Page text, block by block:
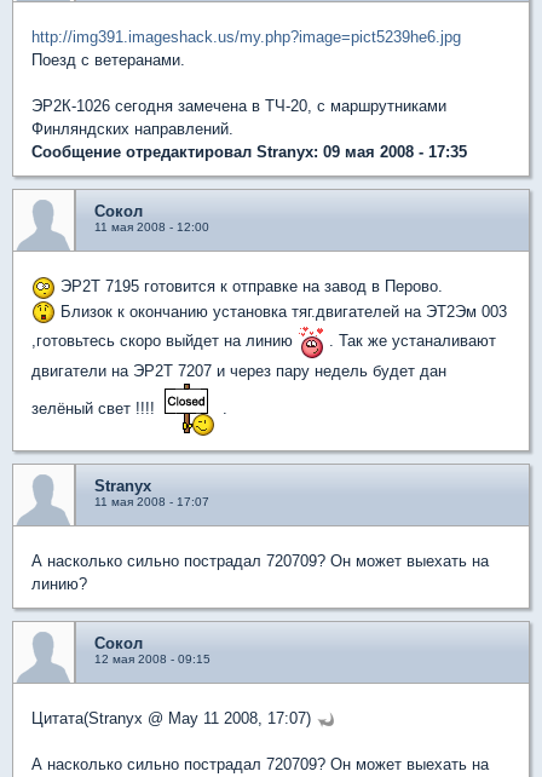
http://img391.imageshack.us/my.php?image=pict5239he6.jpg
Поезд с ветеранами.
ЭР2К-1026 сегодня замечена в ТЧ-20, с маршрутниками
Финляндских направлений.
Сообщение отредактировал Stranyx: 09 мая 2008 - 17:35
Сокол
11 мая 2008 - 12:00
ЭР2Т 7195 готовится к отправке на завод в Перово.
Близок к окончанию установка тяг.двигателей на ЭТ2Эм 003
,готовьтесь скоро выйдет на линию
. Так же устаналивают
двигатели на ЭР2Т 7207 и через пару недель будет дан
зелёный свет !!!! .
Stranyx
11 мая 2008 - 17:07
А насколько сильно пострадал 720709? Он может выехать на
линию?
Сокол
12 мая 2008 - 09:15
Цитата(Stranyx @ May 11 2008, 17:07)
А насколько сильно пострадал 720709? Он может выехать на